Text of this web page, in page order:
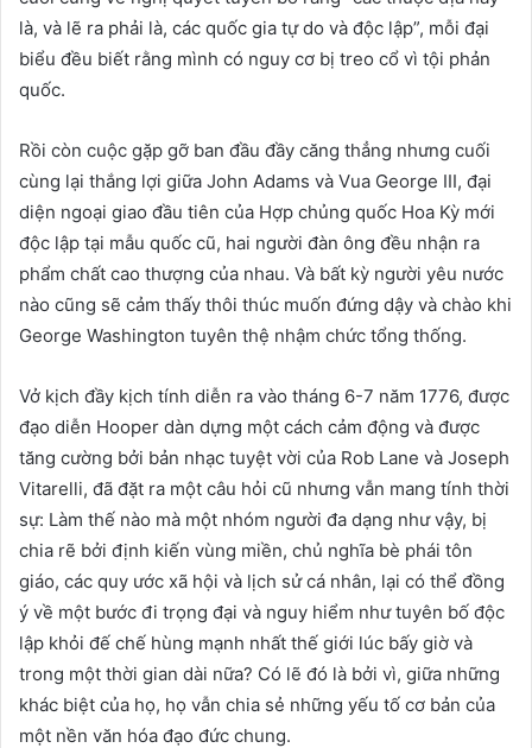
là, và lẽ ra phải là, các quốc gia tự do và độc lập”, mỗi đại
biểu đều biết rằng mình có nguy cơ bị treo cổ vì tội phản
quốc.
Rồi còn cuộc gặp gỡ ban đầu đầy căng thẳng nhưng cuối
cùng lại thắng lợi giữa John Adams và Vua George III, đại
diện ngoại giao đầu tiên của Hợp chủng quốc Hoa Kỳ mới
độc lập tại mẫu quốc cũ, hai người đàn ông đều nhận ra
phẩm chất cao thượng của nhau. Và bất kỳ người yêu nước
nào cũng sẽ cảm thấy thôi thúc muốn đứng dậy và chào khi
George Washington tuyên thệ nhậm chức tổng thống.
Vở kịch đầy kịch tính diễn ra vào tháng 6-7 năm 1776, được
đạo diễn Hooper dàn dựng một cách cảm động và được
tăng cường bởi bản nhạc tuyệt vời của Rob Lane và Joseph
Vitarelli, đã đặt ra một câu hỏi cũ nhưng vẫn mang tính thời
sự: Làm thế nào mà một nhóm người đa dạng như vậy, bị
chia rẽ bởi định kiến vùng miền, chủ nghĩa bè phái tôn
giáo, các quy ước xã hội và lịch sử cá nhân, lại có thể đồng
ý về một bước đi trọng đại và nguy hiểm như tuyên bố độc
lập khỏi đế chế hùng mạnh nhất thế giới lúc bấy giờ và
trong một thời gian dài nữa? Có lẽ đó là bởi vì, giữa những
khác biệt của họ, họ vẫn chia sẻ những yếu tố cơ bản của
một nền văn hóa đạo đức chung.